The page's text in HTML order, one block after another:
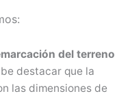
del terreno
destacar que la
las dimensiones de